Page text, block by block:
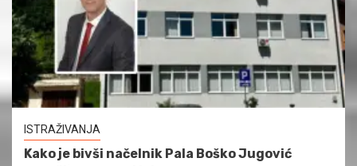
ISTRAŽIVANJA
Kako je bivši načelnik Pala Boško Jugović